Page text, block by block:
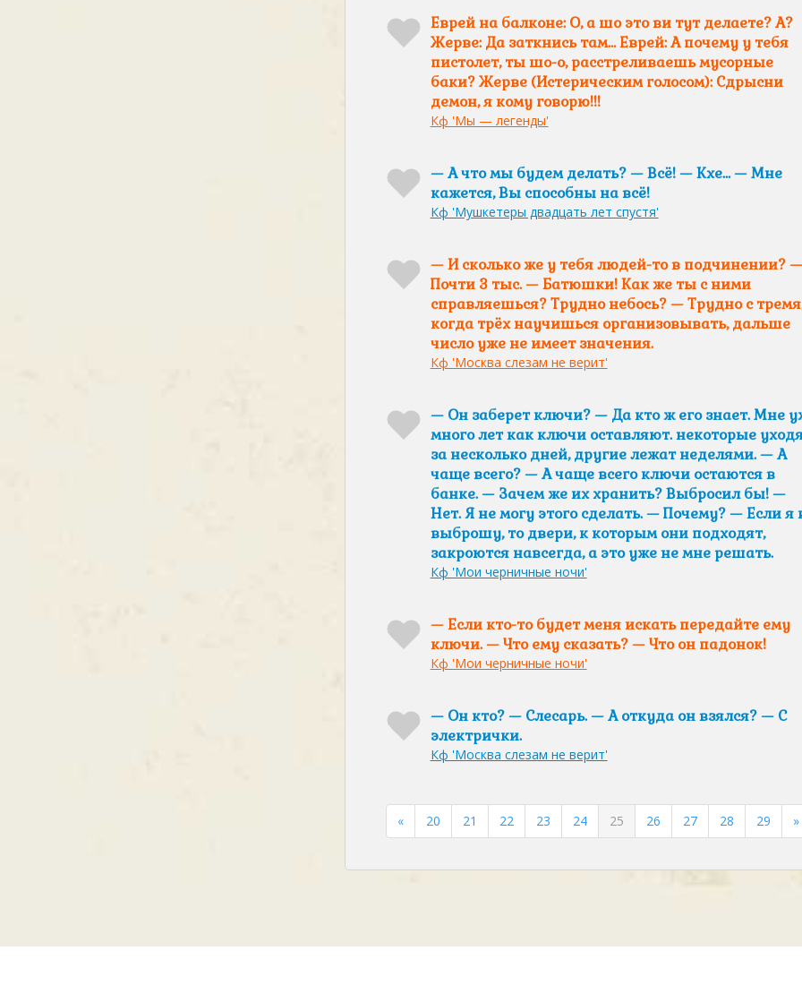
Еврей на балконе: О, а шо это ви тут делаете? А?
Жерве: Да заткнись там… Еврей: А почему у тебя
пистолет, ты шо-о, расстреливаешь мусорные
баки? Жерве (Истерическим голосом): Сдрысни
демон, я кому говорю!!!
Кф 'Мы — легенды'
— А что мы будем делать? — Всё! — Кхе… — Мне
кажется, Вы способны на всё!
Кф 'Мушкетеры двадцать лет спустя'
— И сколько же у тебя людей-то в подчинении? —
Почти 3 тыс. — Батюшки! Как же ты с ними
справляешься? Трудно небось? — Трудно с
когда трёх научишься организовывать, дальше
число уже не имеет значения.
Кф 'Москва слезам не верит'
— Он заберет ключи? — Да кто ж его знает. Мне
много лет как ключи оставляют. некоторые
за несколько дней, другие лежат неделями. — А
чаще всего? — А чаще всего ключи остаются в
банке. — Зачем же их хранить? Выбросил бы! —
Нет. Я не могу этого сделать. — Почему? — Если я
выброшу, то двери, к которым они подходят,
закроются навсегда, а это уже не мне решать.
Кф 'Мои черничные ночи'
— Если кто-то будет меня искать передайте ему
ключи. — Что ему сказать? — Что он падонок!
Кф 'Мои черничные ночи'
— Он кто? — Слесарь. — А откуда он взялся? — С
электрички.
Кф 'Москва слезам не верит'
« 20 21 22 23 24 25 26 27 28 29 »